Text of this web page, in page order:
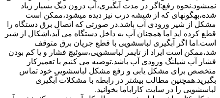
نمیشود.نحوه رﻓﻊ:اﮔﺮ در ﻣﺪت آﺑﮕﯿﺮی،آب درون دﯾﮓ ﺑﺴﯿﺎر زﯾﺎد
ﺷﺪه،بهگونهای ﮐﻪ از ﺷﯿﺸﻪ درب ﻧﯿﺰ دﯾﺪه میشود،ممکن است
مشکل از شیر ورودی آب باشد.در صورتی که اتصال برق دستگاه را
قطع کرده اید اما همچنان آب به داخل دستگاه می آید،اشکال از شیر
است.اما اگر آبگیری لباسشویی با قطع جریان برق متوقف
شد،ممکن است ایراد از تایمر لباسشویی،سوئیچ فشار و یا کم بودن
فشار آب شیلنگ ورودی آب باشد.توصیه می کنیم با تعمیرکار
متخصص برای مشکل یابی و رفع مشکل لباسشویی خود تماس
بگیرید.همچنین مطالب بیشتر در رابطه با مشکلات آبگیری
لباسشویی را در سایت کاراباما بخوانید.